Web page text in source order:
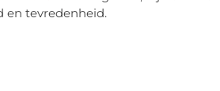
en tevredenheid.